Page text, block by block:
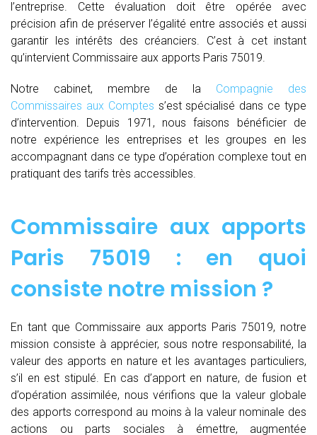
l’entreprise. Cette évaluation doit être opérée avec
précision afin de préserver l’égalité entre associés et aussi
garantir les intérêts des créanciers. C’est à cet instant
qu’intervient Commissaire aux apports Paris 75019.
Notre cabinet, membre de la Compagnie des
Commissaires aux Comptes s’est spécialisé dans ce type
d’intervention. Depuis 1971, nous faisons bénéficier de
notre expérience les entreprises et les groupes en les
accompagnant dans ce type d’opération complexe tout en
pratiquant des tarifs très accessibles.
Commissaire aux apports
Paris 75019 : en quoi
consiste notre mission ?
En tant que Commissaire aux apports Paris 75019, notre
mission consiste à apprécier, sous notre responsabilité, la
valeur des apports en nature et les avantages particuliers,
s’il en est stipulé. En cas d’apport en nature, de fusion et
d’opération assimilée, nous vérifions que la valeur globale
des apports correspond au moins à la valeur nominale des
actions ou parts sociales à émettre, augmentée